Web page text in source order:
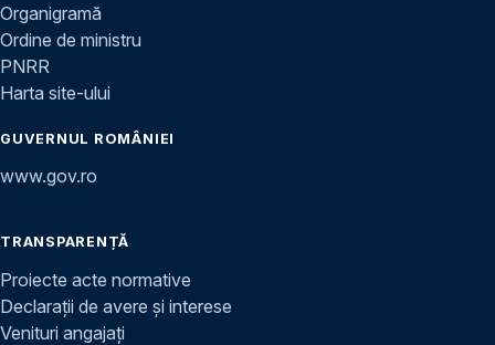
Organigramă
Ordine de ministru
PNRR
Harta site-ului
GUVERNUL ROMÂNIEI
www.gov.ro
TRANSPARENȚĂ
Proiecte acte normative
Declarații de avere și interese
Venituri angajați